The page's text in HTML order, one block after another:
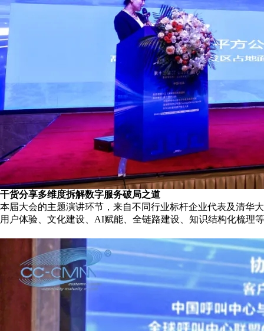
干货分享多维度拆解数字服务破局之道
本届大会的主题演讲环节，来自不同行业标杆企业代表及清华
用户体验、文化建设、AI赋能、全链路建设、知识结构化梳理